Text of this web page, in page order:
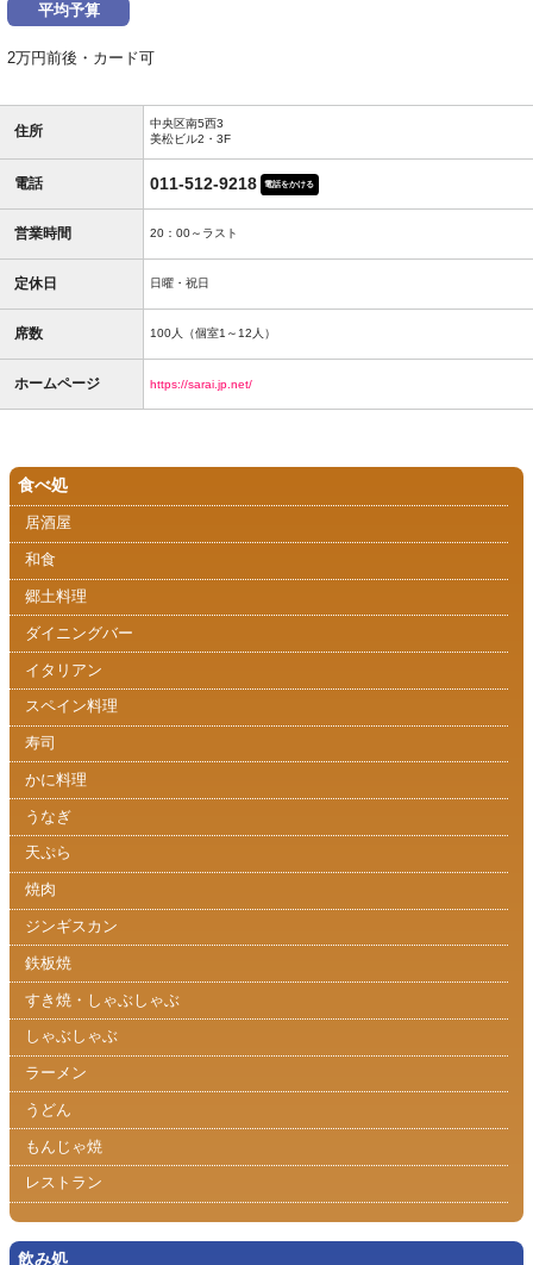
平均予算
2万円前後・カード可
住所
中央区南5西3
美松ビル2・3F
電話 011-512-9218 電話をかける
営業時間 20：00～ラスト
定休日 日曜・祝日
席数 100人（個室1～12人）
ホームページ https://sarai.jp.net/
食べ処
居酒屋
和食
郷土料理
ダイニングバー
イタリアン
スペイン料理
寿司
かに料理
うなぎ
天ぷら
焼肉
ジンギスカン
鉄板焼
すき焼・しゃぶしゃぶ
しゃぶしゃぶ
ラーメン
うどん
もんじゃ焼
レストラン
飲み処